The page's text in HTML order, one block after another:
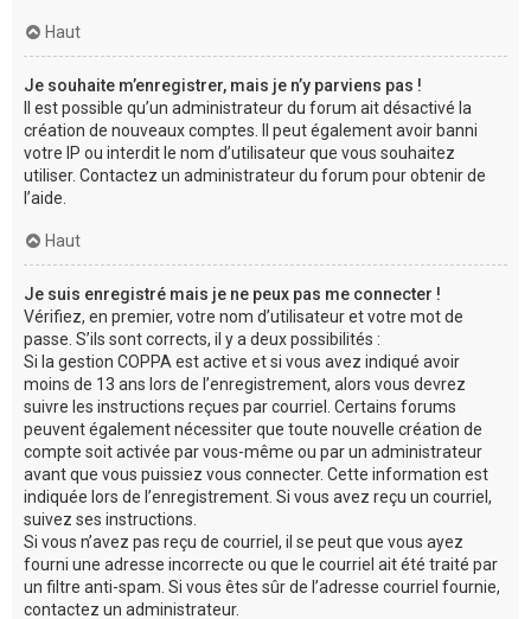
Haut
Je souhaite m’enregistrer, mais je n’y parviens pas !
Il est possible qu’un administrateur du forum ait désactivé la
création de nouveaux comptes. Il peut également avoir banni
votre IP ou interdit le nom d’utilisateur que vous souhaitez
utiliser. Contactez un administrateur du forum pour obtenir de
l’aide.
Haut
Je suis enregistré mais je ne peux pas me connecter !
Vérifiez, en premier, votre nom d’utilisateur et votre mot de
passe. S’ils sont corrects, il y a deux possibilités :
Si la gestion COPPA est active et si vous avez indiqué avoir
moins de 13 ans lors de l’enregistrement, alors vous devrez
suivre les instructions reçues par courriel. Certains forums
peuvent également nécessiter que toute nouvelle création de
compte soit activée par vous-même ou par un administrateur
avant que vous puissiez vous connecter. Cette information est
indiquée lors de l’enregistrement. Si vous avez reçu un courriel,
suivez ses instructions.
Si vous n’avez pas reçu de courriel, il se peut que vous ayez
fourni une adresse incorrecte ou que le courriel ait été traité par
un filtre anti-spam. Si vous êtes sûr de l’adresse courriel fournie,
contactez un administrateur.